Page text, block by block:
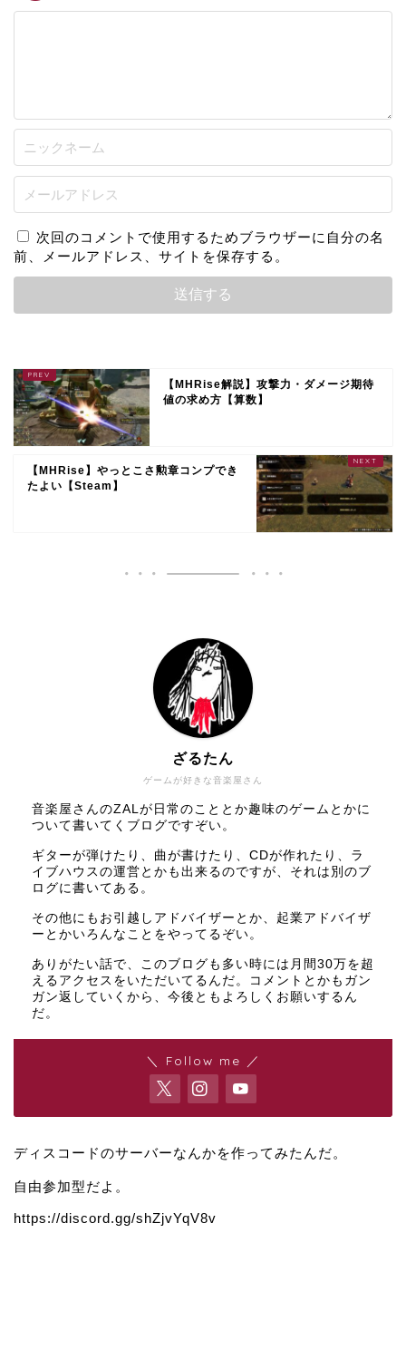
次回のコメントで使用するためブラウザーに自分の名
前、メールアドレス、サイトを保存する。
【MHRise解説】攻撃力・ダメージ期待
値の求め方【算数】
【MHRise】やっとこさ勲章コンプでき
たよい【Steam】
ゲームが好きな音楽屋さん
ざるたん
音楽屋さんのZALが日常のこととか趣味のゲームとかに
ついて書いてくブログですぞい。
ギターが弾けたり、曲が書けたり、CDが作れたり、ラ
イブハウスの運営とかも出来るのですが、それは別のブ
ログに書いてある。
その他にもお引越しアドバイザーとか、起業アドバイザ
ーとかいろんなことをやってるぞい。
ありがたい話で、このブログも多い時には月間30万を超
えるアクセスをいただいてるんだ。コメントとかもガン
ガン返していくから、今後ともよろしくお願いするん
だ。
＼ Follow me ／
ディスコードのサーバーなんかを作ってみたんだ。
自由参加型だよ。
https://discord.gg/shZjvYqV8v